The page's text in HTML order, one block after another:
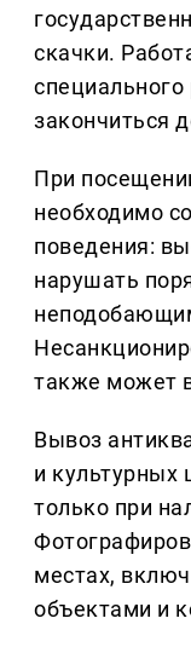
скачки.
закончиться
При
необходимо
поведения:
нарушать
также может
Вывоз
и культурных
только при
местах,
объектами и